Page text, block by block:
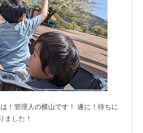
！管理人の横山です！ 遂に！待ちに
ました！